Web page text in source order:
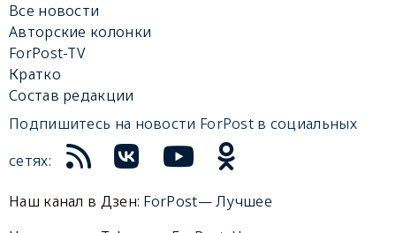
Все новости
Авторские колонки
ForPost-TV
Кратко
Состав редакции
Подпишитесь на новости ForPost в социальных
сетях:
Наш канал в Дзен: ForPost— Лучшее